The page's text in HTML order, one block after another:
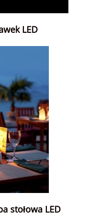
LED
stołowa LED